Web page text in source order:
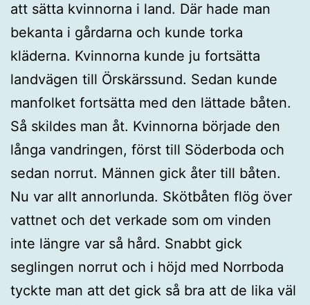
att sätta kvinnorna i land. Där hade man
bekanta i gårdarna och kunde torka
kläderna. Kvinnorna kunde ju fortsätta
landvägen till Örskärssund. Sedan kunde
manfolket fortsätta med den lättade båten.
Så skildes man åt. Kvinnorna började den
långa vandringen, först till Söderboda och
sedan norrut. Männen gick åter till båten.
Nu var allt annorlunda. Skötbåten flög över
vattnet och det verkade som om vinden
inte längre var så hård. Snabbt gick
seglingen norrut och i höjd med Norrboda
tyckte man att det gick så bra att de lika väl